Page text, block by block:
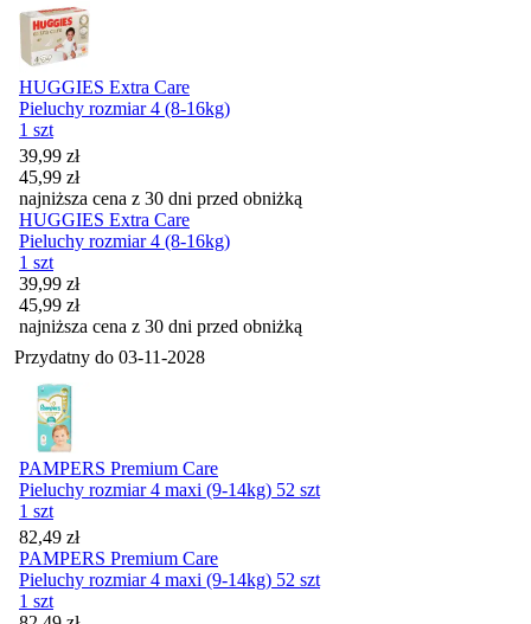
HUGGIES Extra Care
Pieluchy rozmiar 4 (8-16kg)
1 szt
Cena promocyjna
39,99 zł
45,99 zł
najniższa cena z 30 dni przed obniżką
HUGGIES Extra Care
Pieluchy rozmiar 4 (8-16kg)
1 szt
Cena promocyjna
39,99 zł
45,99 zł
najniższa cena z 30 dni przed obniżką
Przydatny do 03-11-2028
PAMPERS Premium Care
Pieluchy rozmiar 4 maxi (9-14kg) 52 szt
1 szt
Cena
82,49 zł
PAMPERS Premium Care
Pieluchy rozmiar 4 maxi (9-14kg) 52 szt
1 szt